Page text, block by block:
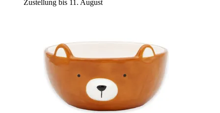
Zustellung bis 11. August